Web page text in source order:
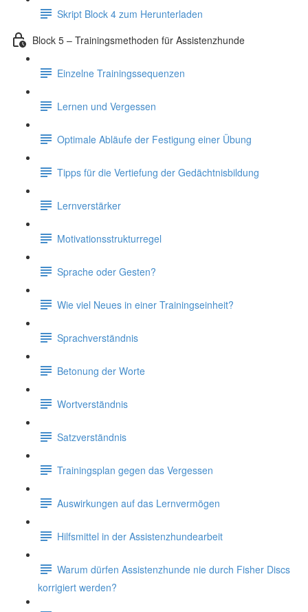
Skript Block 4 zum Herunterladen
Block 5 – Trainingsmethoden für Assistenzhunde
Einzelne Trainingssequenzen
Lernen und Vergessen
Optimale Abläufe der Festigung einer Übung
Tipps für die Vertiefung der Gedächtnisbildung
Lernverstärker
Motivationsstrukturregel
Sprache oder Gesten?
Wie viel Neues in einer Trainingseinheit?
Sprachverständnis
Betonung der Worte
Wortverständnis
Satzverständnis
Trainingsplan gegen das Vergessen
Auswirkungen auf das Lernvermögen
Hilfsmittel in der Assistenzhundearbeit
Warum dürfen Assistenzhunde nie durch Fisher Discs
korrigiert werden?